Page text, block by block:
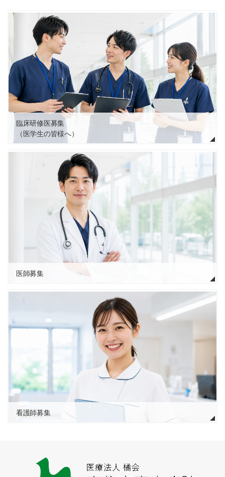
臨床研修医募集
（医学生の皆様へ）
医師募集
看護師募集